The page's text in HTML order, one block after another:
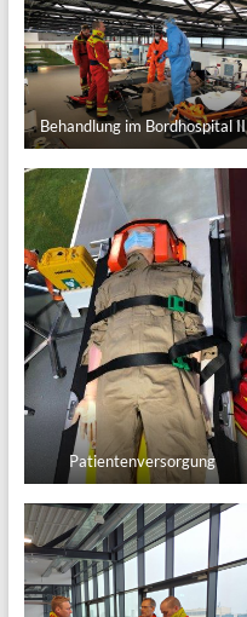
Behandlung im Bordhospital II
Patientenversorgung